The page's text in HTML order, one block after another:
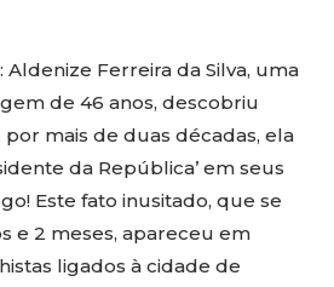
Ferreira da Silva, uma
de 46 anos, descobriu
mais de duas décadas, ela
da República’ em seus
Este fato inusitado, que se
e 2 meses, apareceu em
ligados à cidade de